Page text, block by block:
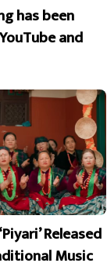
has been
and
Released
Music